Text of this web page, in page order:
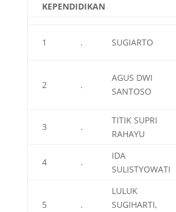
KEPENDIDIKAN
1 . SUGIARTO
2 .
AGUS DWI
SANTOSO
3 .
TITIK SUPRI
RAHAYU
4 .
IDA
SULISTYOWATI
5 .
LULUK
SUGIHARTI,